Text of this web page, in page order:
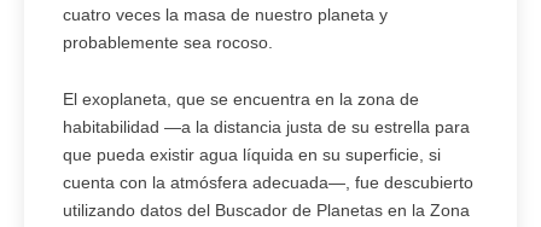
cuatro veces la masa de nuestro planeta y
probablemente sea rocoso.
El exoplaneta, que se encuentra en la zona de
habitabilidad —a la distancia justa de su estrella para
que pueda existir agua líquida en su superficie, si
cuenta con la atmósfera adecuada—, fue descubierto
utilizando datos del Buscador de Planetas en la Zona